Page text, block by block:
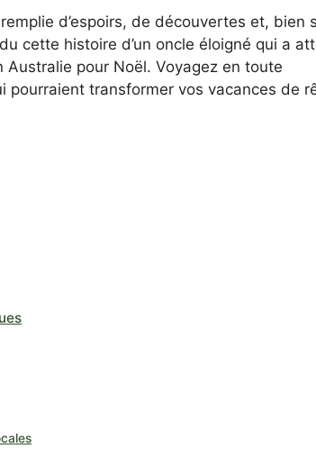
d’espoirs, de découvertes et, bien
cette histoire d’un oncle éloigné qui a
pour Noël. Voyagez en toute
transformer vos vacances de